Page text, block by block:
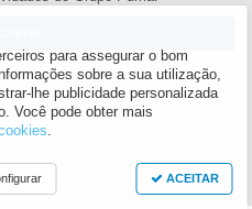
para assegurar o bom
sobre a sua utilização,
lhe publicidade personalizada
Você pode obter mais
.
ACEITAR